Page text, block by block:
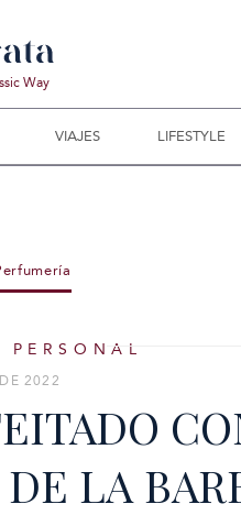
Way
VIAJES LIFESTYLE
LA
2022